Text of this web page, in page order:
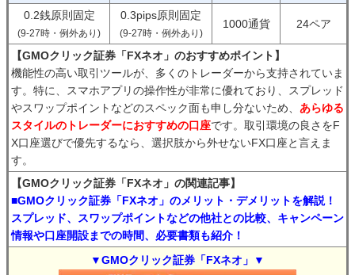
0.2銭原則固定
(9-27時・例外あり)
0.3pips原則固定
(9-27時・例外あり)
1000通貨 24ペア
【GMOクリック証券「FXネオ」のおすすめポイント】
機能性の高い取引ツールが、多くのトレーダーから支持されていま
す。特に、スマホアプリの操作性が非常に優れており、スプレッド
やスワップポイントなどのスペック面も申し分ないため、 あらゆる
スタイルのトレーダーにおすすめの口座です。取引環境の良さをF
X口座選びで優先するなら、選択肢から外せないFX口座と言えま
す。
【GMOクリック証券「FXネオ」の関連記事】
■GMOクリック証券「FXネオ」のメリット・デメリットを解説！
スプレッド、スワップポイントなどの他社との比較、キャンペーン
情報や口座開設までの時間、必要書類も紹介！
▼GMOクリック証券「FXネオ」▼